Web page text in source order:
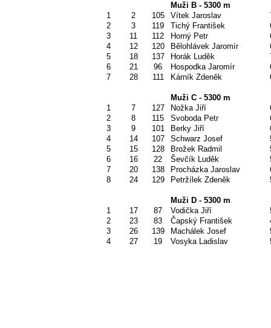
Muži B - 5300 m
1
2 105 Vítek Jaroslav
2
3 119 Tichý František
3
11 112 Horný Petr
4
12 120 Bělohlávek Jaromír
5
18 137 Horák Luděk
6
21 96 Hospodka Jaromír
7
28 111 Kárník Zdeněk
Muži C - 5300 m
1
7 127 Nožka Jiří
2
8 115 Svoboda Petr
3
9 101 Berky Jiří
4
14 107 Schwarz Josef
5
15 128 Brožek Radmil
6
16 22 Ševčík Luděk
7
20 138 Procházka Jaroslav
8
24 129 Petržílek Zdeněk
Muži D - 5300 m
1
17 87 Vodička Jiří
2
23 83 Čapský František
3
26 139 Machálek Josef
4
27 19 Vosyka Ladislav